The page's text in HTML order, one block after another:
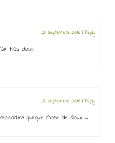
28 septembre 2016 |Reply
tres doux
28 septembre 2016 |Reply
quelque chose de doux …